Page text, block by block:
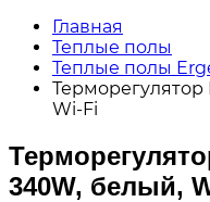
Главная
Теплые полы
Теплые полы
Терморегулятор
Wi-Fi
340W, белый,